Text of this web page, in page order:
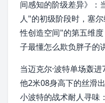
间感知的阶级差异》：
人"的初级阶段时， 塞
性创造空间"的第五维
子最懂怎么欺负胖子的
当迈克尔·波特单场轰进
他2米08身高下的丝滑
小波特的战术耐人寻味